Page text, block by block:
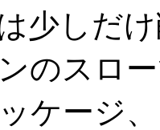
少しだ
のスロ
ケージ、